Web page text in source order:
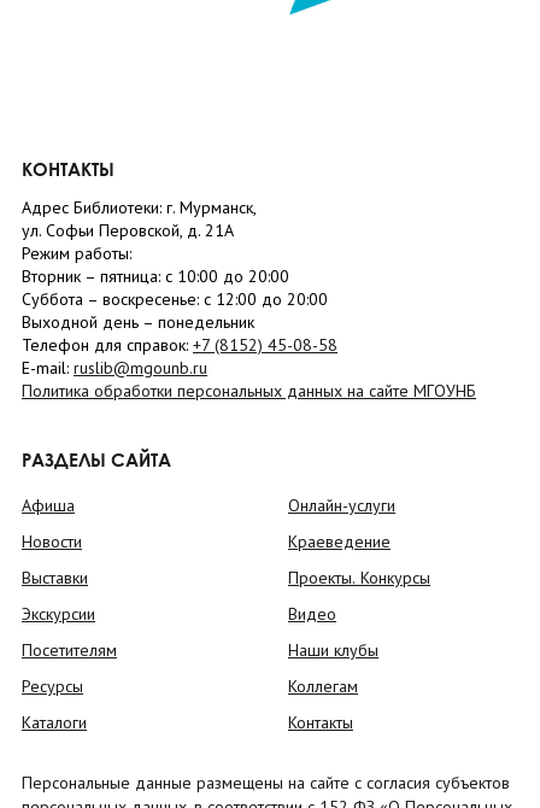
КОНТАКТЫ
Адрес Библиотеки: г. Мурманск,
ул. Софьи Перовской, д. 21А
Режим работы:
Вторник – пятница: с 10:00 до 20:00
Суббота – воскресенье: c 12:00 до 20:00
Выходной день – понедельник
Телефон для справок: +7 (8152) 45-08-58
E-mail: ruslib@mgounb.ru
Политика обработки персональных данных на сайте МГОУНБ
РАЗДЕЛЫ САЙТА
Афиша
Новости
Выставки
Экскурсии
Посетителям
Ресурсы
Каталоги
Онлайн-услуги
Краеведение
Проекты. Конкурсы
Видео
Наши клубы
Коллегам
Контакты
Персональные данные размещены на сайте с согласия субъектов